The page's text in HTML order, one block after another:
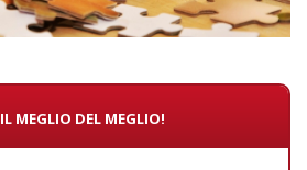
IL MEGLIO DEL MEGLIO!